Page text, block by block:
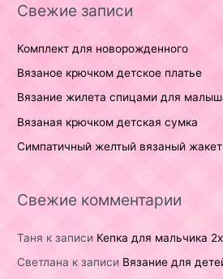
Свежие записи
Комплект для новорожденного
Вязаное крючком детское платье
Вязание жилета спицами для
Вязаная крючком детская сумка
Симпатичный желтый вязаный
Свежие комментарии
Таня к записи Кепка для мальчика
Светлана к записи Вязание для